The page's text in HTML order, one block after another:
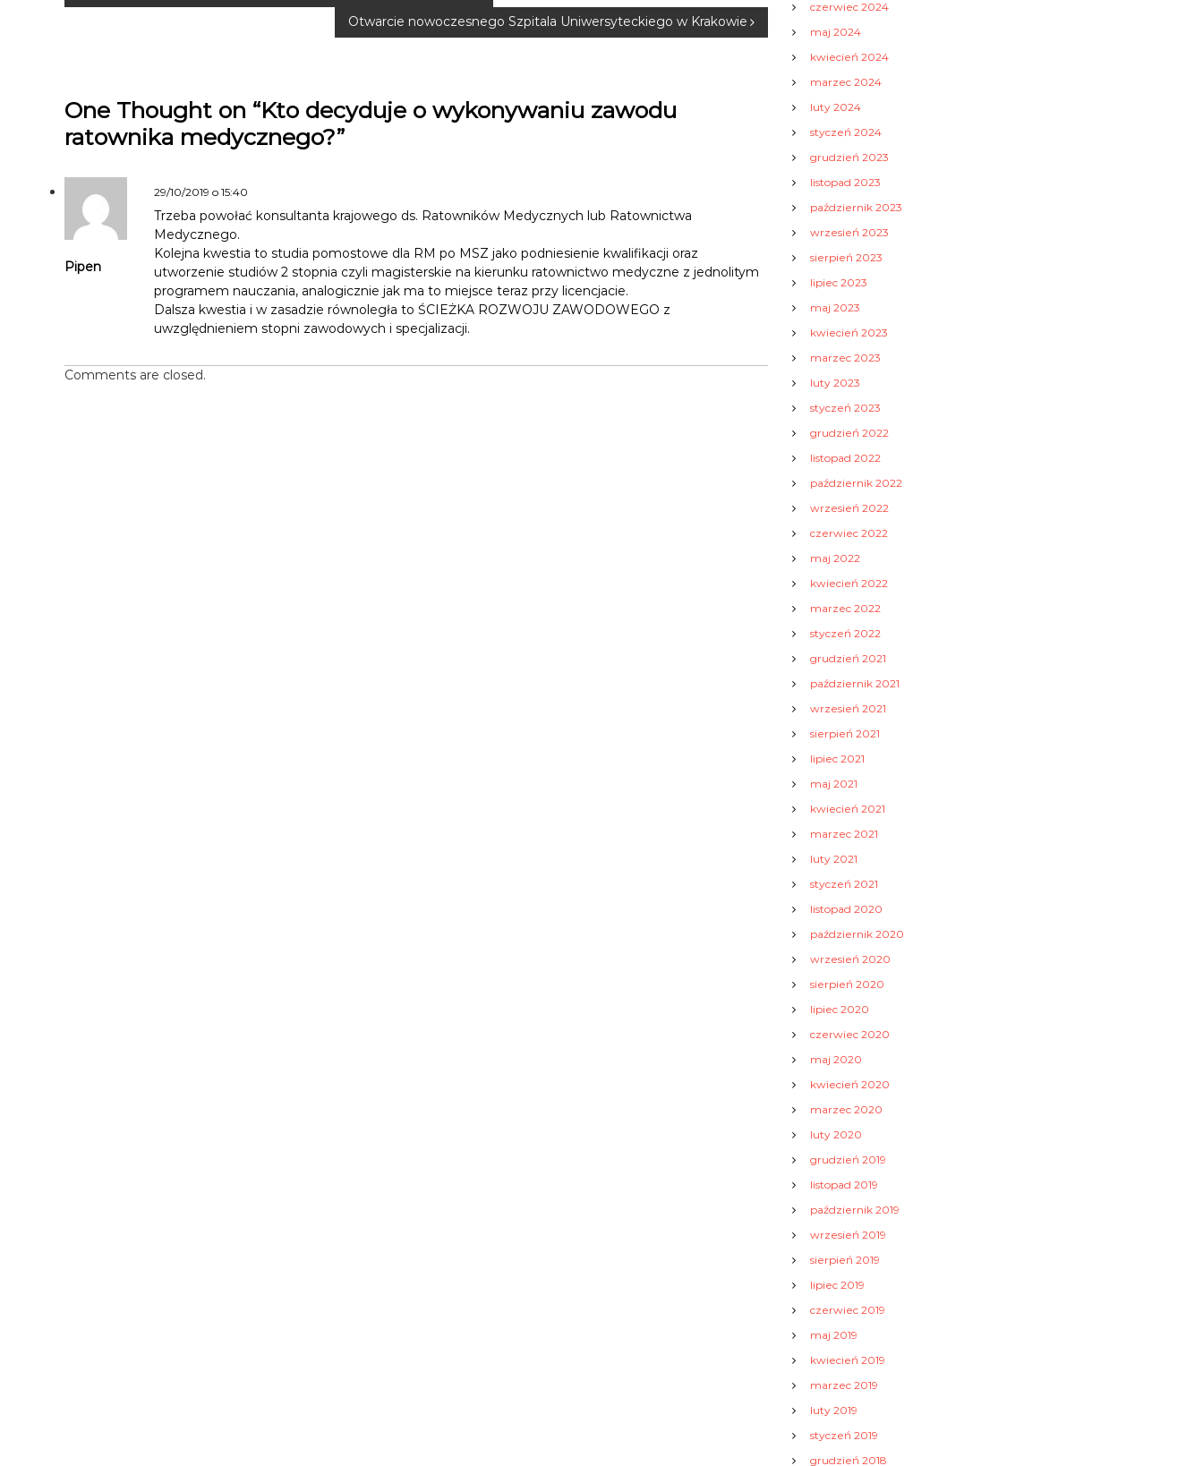
i
c
j
w
Otwarcie nowoczesnego Szpitala Uniwersyteckiego w Krakowie
One Thought on “Kto decyduje o wykonywaniu zawodu
ratownika medycznego?”
Pipen
29/10/2019 o 15:40
Trzeba powołać konsultanta krajowego ds. Ratowników Medycznych lub Ratownictwa
Medycznego.
Kolejna kwestia to studia pomostowe dla RM po MSZ jako podniesienie kwalifikacji oraz
utworzenie studiów 2 stopnia czyli magisterskie na kierunku ratownictwo medyczne z jednolitym
programem nauczania, analogicznie jak ma to miejsce teraz przy licencjacie.
Dalsza kwestia i w zasadzie równoległa to ŚCIEŻKA ROZWOJU ZAWODOWEGO z
uwzględnieniem stopni zawodowych i specjalizacji.
Comments are closed.
czerwiec 2024
maj 2024
kwiecień 2024
marzec 2024
luty 2024
styczeń 2024
grudzień 2023
listopad 2023
październik 2023
wrzesień 2023
sierpień 2023
lipiec 2023
maj 2023
kwiecień 2023
marzec 2023
luty 2023
styczeń 2023
grudzień 2022
listopad 2022
październik 2022
wrzesień 2022
czerwiec 2022
maj 2022
kwiecień 2022
marzec 2022
styczeń 2022
grudzień 2021
październik 2021
wrzesień 2021
sierpień 2021
lipiec 2021
maj 2021
kwiecień 2021
marzec 2021
luty 2021
styczeń 2021
listopad 2020
październik 2020
wrzesień 2020
sierpień 2020
lipiec 2020
czerwiec 2020
maj 2020
kwiecień 2020
marzec 2020
luty 2020
grudzień 2019
listopad 2019
październik 2019
wrzesień 2019
sierpień 2019
lipiec 2019
czerwiec 2019
maj 2019
kwiecień 2019
marzec 2019
luty 2019
styczeń 2019
grudzień 2018